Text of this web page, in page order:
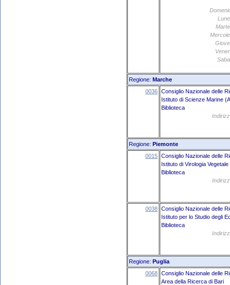
Regione: Marche
0036 Consiglio Nazionale delle
Istituto di Scienze Marine
Biblioteca
Regione: Piemonte
0015 Consiglio Nazionale delle
Istituto di Virologia
Biblioteca
0038 Consiglio Nazionale delle
Istituto per lo Studio degli
Biblioteca
Regione: Puglia
0068 Consiglio Nazionale delle
Area della Ricerca di Bari